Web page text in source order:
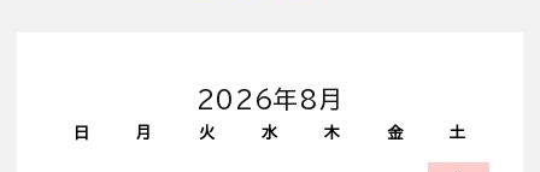
2026年8月
日 月 火 水 木 金 土